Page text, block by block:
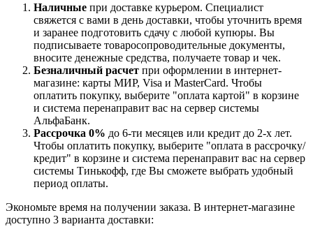
Наличные при доставке курьером. Специалист
свяжется с вами в день доставки, чтобы уточнить время
и заранее подготовить сдачу с любой купюры. Вы
подписываете товаросопроводительные документы,
вносите денежные средства, получаете товар и чек.
Безналичный расчет при оформлении в интернет-
магазине: карты МИР, Visa и MasterCard. Чтобы
оплатить покупку, выберите "оплата картой" в корзине
и система перенаправит вас на сервер системы
АльфаБанк.
Рассрочка 0% до 6-ти месяцев или кредит до 2-х лет.
Чтобы оплатить покупку, выберите "оплата в рассрочку/
кредит" в корзине и система перенаправит вас на сервер
системы Тинькофф, где Вы сможете выбрать удобный
период оплаты.
Экономьте время на получении заказа. В интернет-магазине
доступно 3 варианта доставки: